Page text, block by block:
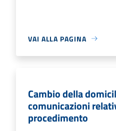
VAI ALLA PAGINA
Cambio della
comunicazioni
procedimento